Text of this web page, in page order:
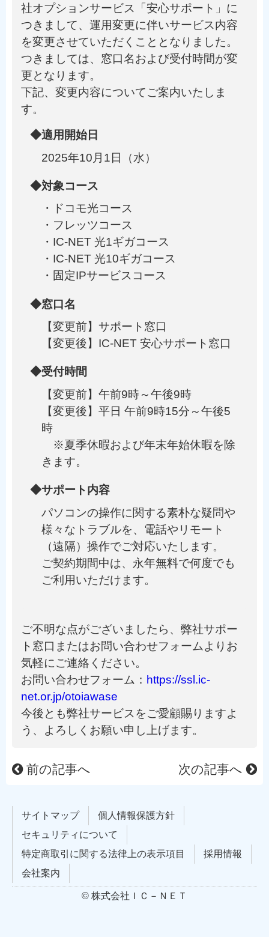
社オプションサービス「安心サポート」に
つきまして、運用変更に伴いサービス内容
を変更させていただくこととなりました。
つきましては、窓口名および受付時間が変
更となります。
下記、変更内容についてご案内いたしま
す。
◆適用開始日
2025年10月1日（水）
◆対象コース
・ドコモ光コース
・フレッツコース
・IC-NET 光1ギガコース
・IC-NET 光10ギガコース
・固定IPサービスコース
◆窓口名
【変更前】サポート窓口
【変更後】IC-NET 安心サポート窓口
◆受付時間
【変更前】午前9時～午後9時
【変更後】平日 午前9時15分～午後5
時
※夏季休暇および年末年始休暇を除
きます。
◆サポート内容
パソコンの操作に関する素朴な疑問や
様々なトラブルを、電話やリモート
（遠隔）操作でご対応いたします。
ご契約期間中は、永年無料で何度でも
ご利用いただけます。
ご不明な点がございましたら、弊社サポー
ト窓口またはお問い合わせフォームよりお
気軽にご連絡ください。
お問い合わせフォーム： https://ssl.ic-
net.or.jp/otoiawase
今後とも弊社サービスをご愛顧賜りますよ
う、よろしくお願い申し上げます。
前の記事へ 次の記事へ
サイトマップ
個人情報保護方針
セキュリティについて
特定商取引に関する法律上の表示項目
採用情報
会社案内
© 株式会社ＩＣ－ＮＥＴ